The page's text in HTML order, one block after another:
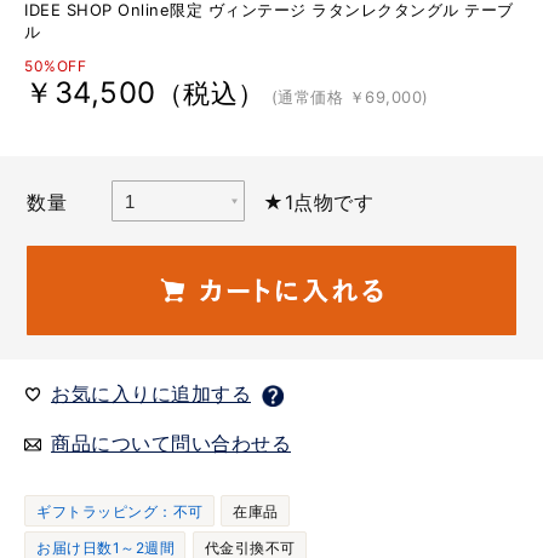
IDEE SHOP Online限定 ヴィンテージ ラタンレクタングル テーブ
ル
50%OFF
￥34,500 （税込） (通常価格 ￥69,000)
数量 ★1点物です
お気に入りに追加する
商品について問い合わせる
ギフトラッピング：不可
在庫品
お届け日数1～2週間
代金引換不可